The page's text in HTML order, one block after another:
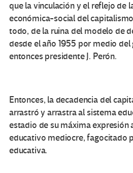
que la vinculación y el reflejo de
económica-social del
todo, de la ruina del modelo de
desde el año 1955 por medio
entonces presidente J. Perón.
Entonces, la decadencia del
arrastró y arrastra al sistema
estadio de su máxima expresión
educativo mediocre, fagocitado
educativa.